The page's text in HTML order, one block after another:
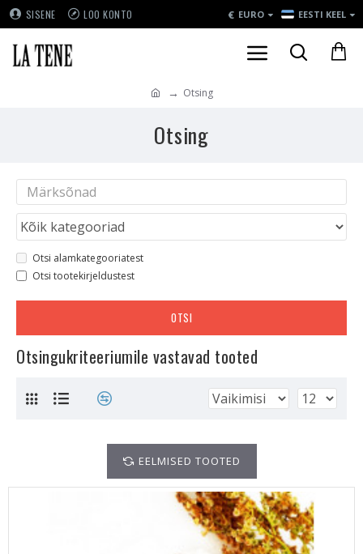
SISENE LOO KONTO € EURO EESTI KEEL
Otsing
Otsing
Otsi alamkategooriatest
Otsi tootekirjeldustest
OTSI
Otsingukriteeriumile vastavad tooted
EELMISED TOOTED